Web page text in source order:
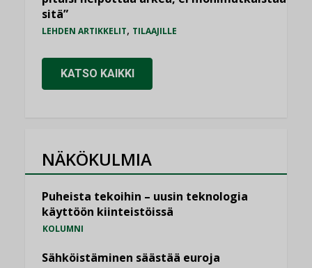
sitä”
LEHDEN ARTIKKELIT, TILAAJILLE
KATSO KAIKKI
NÄKÖKULMIA
Puheista tekoihin – uusin teknologia
käyttöön kiinteistöissä
KOLUMNI
Sähköistäminen säästää euroja